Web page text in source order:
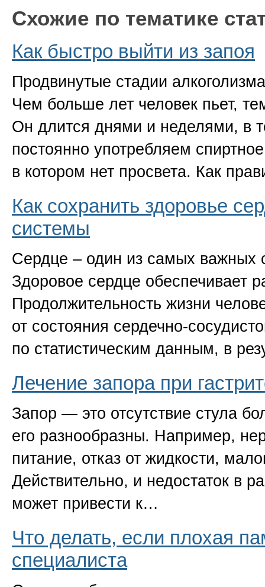
Схожие по тематике
Как быстро выйти из запоя
Продвинутые стадии
Чем больше лет человек пьет,
Он длится днями и неделями, в
постоянно употребляем
в котором нет просвета. Как
Как сохранить здоровье
системы
Сердце – один из самых важных
Здоровое сердце обеспечивает
Продолжительность жизни
от состояния сердечно-
по статистическим данным, в
Лечение запора при
Запор — это отсутствие стула
его разнообразны. Например,
питание, отказ от жидкости,
Действительно, и недостаток в
может привести к…
Что делать, если плохая
специалиста